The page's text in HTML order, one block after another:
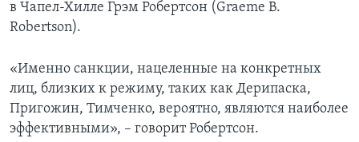
в Чапел-Хилле Грэм Робертсон (Graeme B.
Robertson).
«Именно санкции, нацеленные на конкретных
лиц, близких к режиму, таких как Дерипаска,
Пригожин, Тимченко, вероятно, являются наиболее
эффективными», – говорит Робертсон.